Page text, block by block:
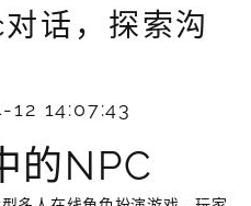
话，探索沟
12 14:07:43
的NPC